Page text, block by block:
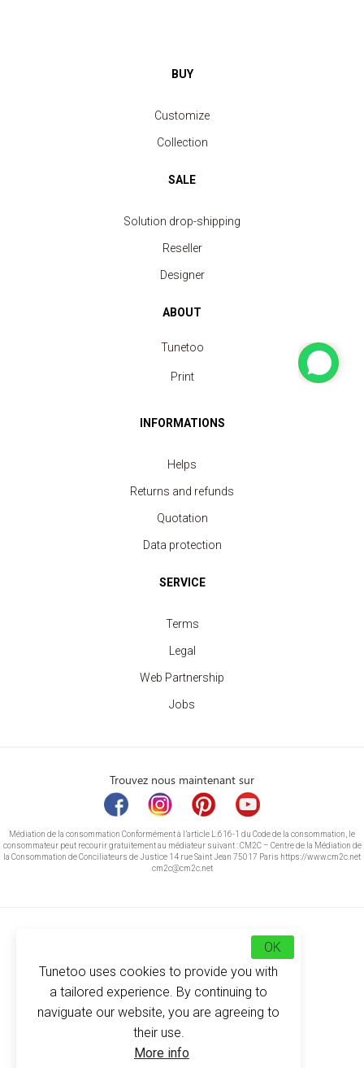
BUY
Customize
Collection
SALE
Solution drop-shipping
Reseller
Designer
ABOUT
Tunetoo
Print
INFORMATIONS
Helps
Returns and refunds
Quotation
Data protection
SERVICE
Terms
Legal
Web Partnership
Jobs
Trouvez nous maintenant sur
Médiation de la consommation Conformément à l’article L.616-1 du Code de la consommation, le
consommateur peut recourir gratuitement au médiateur suivant : CM2C – Centre de la Médiation de
la Consommation de Conciliateurs de Justice 14 rue Saint Jean 75017 Paris https://www.cm2c.net
cm2c@cm2c.net
© Copyright 2026
Tunetoo uses cookies to provide you with
a tailored experience. By continuing to
naviguate our website, you are agreeing to
their use.
More info
OK